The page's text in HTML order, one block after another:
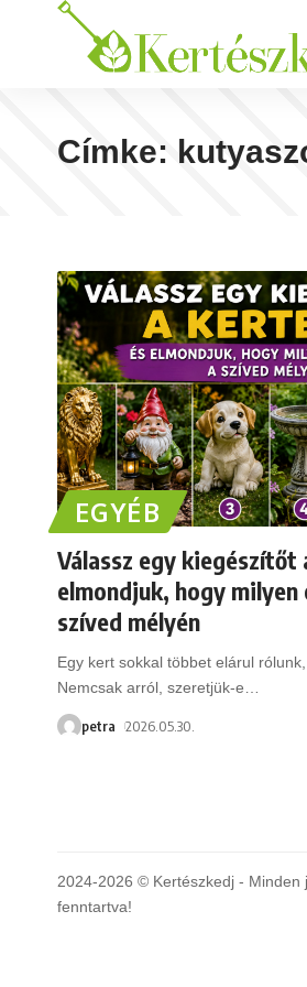
Címke:
EGYÉB
Válassz egy kiegészítőt
elmondjuk, hogy milyen
szíved mélyén
Egy kert sokkal többet elárul
Nemcsak arról, szeretjük-e
petra 2026.05.30.
2024-2026 © Kertészkedj - Minden
fenntartva!